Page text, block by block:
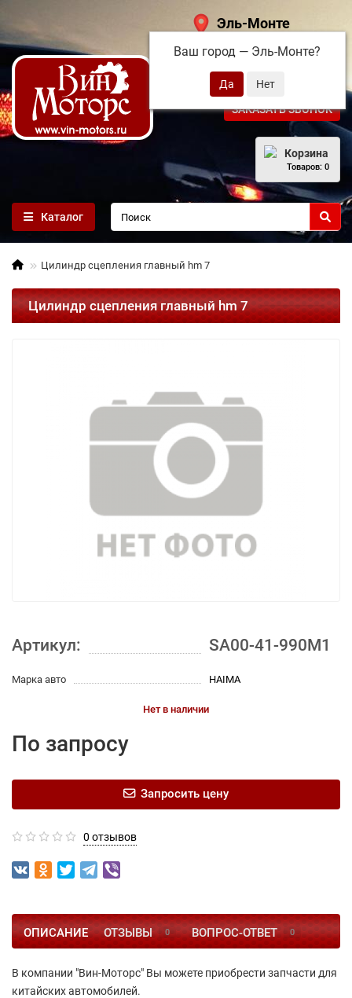
Эль-Монте
Ваш город — Эль-Монте?
+7 (495) 108-68-71
ЗАКАЗАТЬ ЗВОНОК
Корзина
Товаров: 0
Каталог
Цилиндр сцепления главный hm 7
Цилиндр сцепления главный hm 7
Артикул: SA00-41-990M1
Марка авто HAIMA
Нет в наличии
По запросу
Запросить цену
0 отзывов
ОПИСАНИЕ ОТЗЫВЫ 0 ВОПРОС-ОТВЕТ 0
В компании "Вин-Моторс" Вы можете приобрести запчасти для
китайских автомобилей.